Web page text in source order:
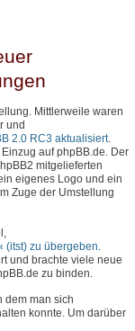
Mittlerweile waren
und
2.0 RC3 aktualisiert.
auf phpBB.de. Der
mitgelieferten
eigenes Logo und ein
Zuge der Umstellung
(itst) zu übergeben
und brachte viele neue
zu binden.
dem man sich
konnte. Um darüber